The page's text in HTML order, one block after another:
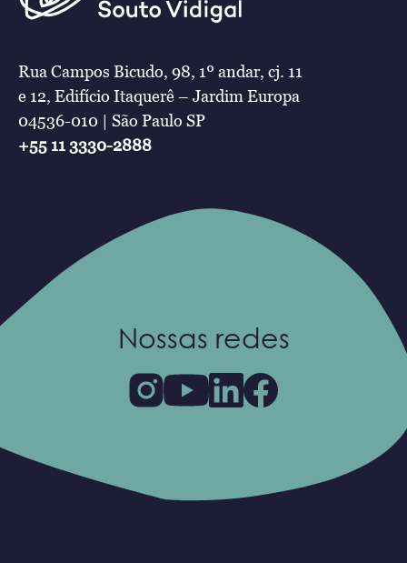
Rua Campos Bicudo, 98, 1º andar, cj. 11
e 12, Edifício Itaquerê – Jardim Europa
04536-010 | São Paulo SP
+55 11 3330-2888
Nossas redes